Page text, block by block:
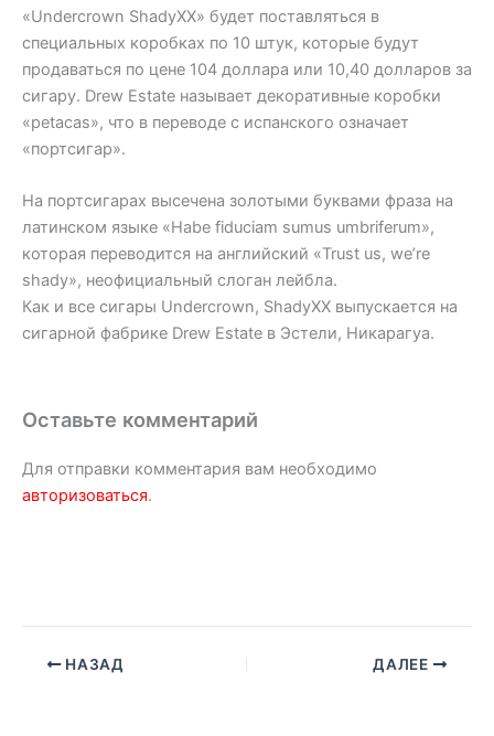
«Undercrown ShadyXX» будет поставляться в
специальных коробках по 10 штук, которые будут
продаваться по цене 104 доллара или 10,40 долларов за
сигару. Drew Estate называет декоративные коробки
«petacas», что в переводе с испанского означает
«портсигар».
На портсигарах высечена золотыми буквами фраза на
латинском языке «Habe fiduciam sumus umbriferum»,
которая переводится на английский «Trust us, we’re
shady», неофициальный слоган лейбла.
Как и все сигары Undercrown, ShadyXX выпускается на
сигарной фабрике Drew Estate в Эстели, Никарагуа.
Оставьте комментарий
Для отправки комментария вам необходимо
авторизоваться.
НАЗАД ДАЛЕЕ